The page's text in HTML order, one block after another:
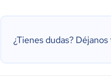
¿Tienes dudas?